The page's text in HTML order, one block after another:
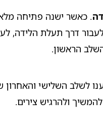
הראשון.
ולהרגיש צירים.